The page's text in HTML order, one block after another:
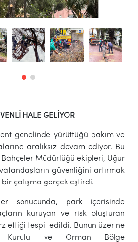
HALE GELİYOR
genelinde yürüttüğü bakım ve
aralıksız devam ediyor. Bu
Müdürlüğü ekipleri, Uğur
güvenliğini artırmak
bir çalışma gerçekleştirdi.
sonucunda, park içerisinde
kuruyan ve risk oluşturan
ettiği tespit edildi. Bunun üzerine
Kurulu ve Orman Bölge